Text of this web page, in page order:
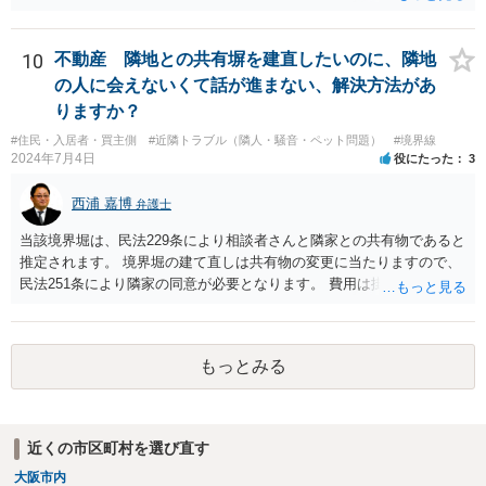
ば、異動や撤去を求めることは、信義則上、認められないので どこか
で妥協するしかないでしょうね。
10
不動産 隣地との共有塀を建直したいのに、隣地
の人に会えないくて話が進まない、解決方法があ
りますか？
#住民・入居者・買主側 #近隣トラブル（隣人・騒音・ペット問題） #境界線
2024年7月4日 役にたった 3
西浦 嘉博 弁護士
当該境界堀は、民法229条により相談者さんと隣家との共有物であると
推定されます。 境界堀の建て直しは共有物の変更に当たりますので、
民法251条により隣家の同意が必要となります。 費用は掛かります
修の必要性、工事の見積もりや期間、負担割合の提案などを記載した
書面を作成し送付されてみてはいかがでしょうか。
もっとみる
近くの市区町村を選び直す
大阪市内